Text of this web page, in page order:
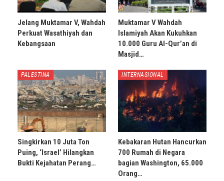
Jelang Muktamar V, Wahdah
Perkuat Wasathiyah dan
Kebangsaan
Muktamar V Wahdah
Islamiyah Akan Kukuhkan
10.000 Guru Al-Qur’an di
Masjid…
PALESTINA
Singkirkan 10 Juta Ton
Puing, ‘Israel’ Hilangkan
Bukti Kejahatan Perang…
INTERNASIONAL
Kebakaran Hutan Hancurkan
700 Rumah di Negara
bagian Washington, 65.000
Orang…